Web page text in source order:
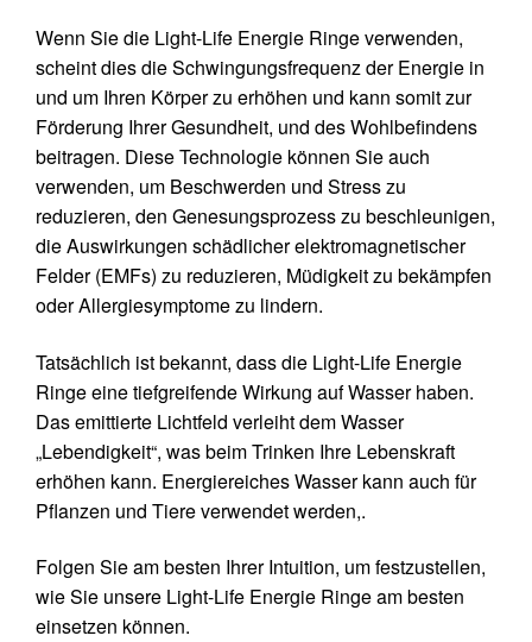
Wenn Sie die Light-Life Energie Ringe verwenden,
scheint dies die Schwingungsfrequenz der Energie in
und um Ihren Körper zu erhöhen und kann somit zur
Förderung Ihrer Gesundheit, und des Wohlbefindens
beitragen. Diese Technologie können Sie auch
verwenden, um Beschwerden und Stress zu
reduzieren, den Genesungsprozess zu beschleunigen,
die Auswirkungen schädlicher elektromagnetischer
Felder (EMFs) zu reduzieren, Müdigkeit zu bekämpfen
oder Allergiesymptome zu lindern.
Tatsächlich ist bekannt, dass die Light-Life Energie
Ringe eine tiefgreifende Wirkung auf Wasser haben.
Das emittierte Lichtfeld verleiht dem Wasser
„Lebendigkeit“, was beim Trinken Ihre Lebenskraft
erhöhen kann. Energiereiches Wasser kann auch für
Pflanzen und Tiere verwendet werden,.
Folgen Sie am besten Ihrer Intuition, um festzustellen,
wie Sie unsere Light-Life Energie Ringe am besten
einsetzen können.